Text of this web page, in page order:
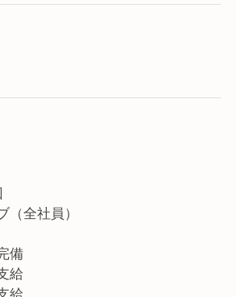
全社員）
備
給